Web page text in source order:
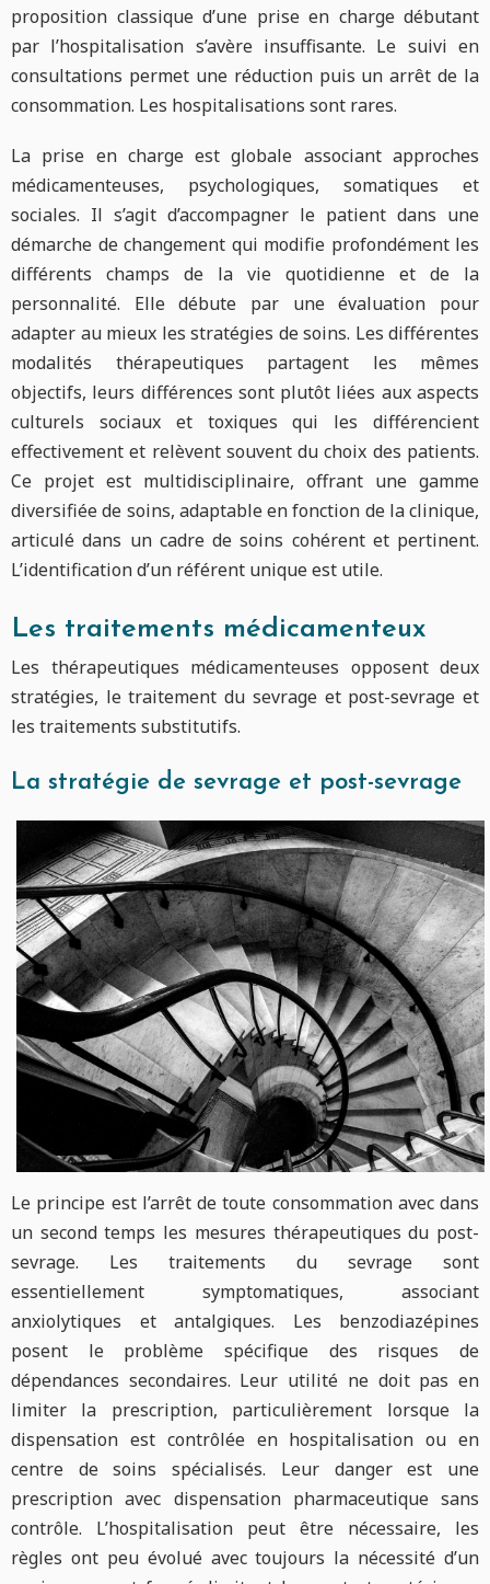
proposition classique d’une prise en charge débutant
par l’hospitalisation s’avère insuffisante. Le suivi en
consultations permet une réduction puis un arrêt de la
consommation. Les hospitalisations sont rares.
La prise en charge est globale associant approches
médicamenteuses, psychologiques, somatiques et
sociales. Il s’agit d’accompagner le patient dans une
démarche de changement qui modifie profondément les
différents champs de la vie quotidienne et de la
personnalité. Elle débute par une évaluation pour
adapter au mieux les stratégies de soins. Les différentes
modalités thérapeutiques partagent les mêmes
objectifs, leurs différences sont plutôt liées aux aspects
culturels sociaux et toxiques qui les différencient
effectivement et relèvent souvent du choix des patients.
Ce projet est multidisciplinaire, offrant une gamme
diversifiée de soins, adaptable en fonction de la clinique,
articulé dans un cadre de soins cohérent et pertinent.
L’identification d’un référent unique est utile.
Les traitements médicamenteux
Les thérapeutiques médicamenteuses opposent deux
stratégies, le traitement du sevrage et post-sevrage et
les traitements substitutifs.
La stratégie de sevrage et post-sevrage
Le principe est l’arrêt de toute consommation avec dans
un second temps les mesures thérapeutiques du post-
sevrage. Les traitements du sevrage sont
essentiellement symptomatiques, associant
anxiolytiques et antalgiques. Les benzodiazépines
posent le problème spécifique des risques de
dépendances secondaires. Leur utilité ne doit pas en
limiter la prescription, particulièrement lorsque la
dispensation est contrôlée en hospitalisation ou en
centre de soins spécialisés. Leur danger est une
prescription avec dispensation pharmaceutique sans
contrôle. L’hospitalisation peut être nécessaire, les
règles ont peu évolué avec toujours la nécessité d’un